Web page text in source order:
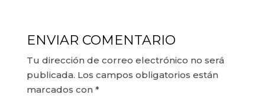
ENVIAR COMENTARIO
Tu dirección de correo electrónico no será
publicada. Los campos obligatorios están
marcados con *